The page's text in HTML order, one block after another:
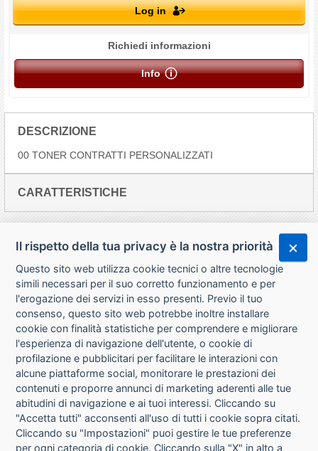
Log in
Richiedi informazioni
Info
DESCRIZIONE
00 TONER CONTRATTI PERSONALIZZATI
CARATTERISTICHE
CHI SIAMO
CONTATTI
CONDIZIONI DI VENDITA
RICHIESTA RECESSO
Il rispetto della tua privacy è la nostra priorità
Questo sito web utilizza cookie tecnici o altre tecnologie
simili necessari per il suo corretto funzionamento e per
l'erogazione dei servizi in esso presenti. Previo il tuo
consenso, questo sito web potrebbe inoltre installare
cookie con finalità statistiche per comprendere e migliorare
l'esperienza di navigazione dell'utente, o cookie di
profilazione e pubblicitari per facilitare le interazioni con
alcune piattaforme social, monitorare le prestazioni dei
contenuti e proporre annunci di marketing aderenti alle tue
abitudini di navigazione e ai tuoi interessi. Cliccando su
"Accetta tutti" acconsenti all'uso di tutti i cookie sopra citati.
Cliccando su "Impostazioni" puoi gestire le tue preferenze
per ogni categoria di cookie. Cliccando sulla "X" in alto a